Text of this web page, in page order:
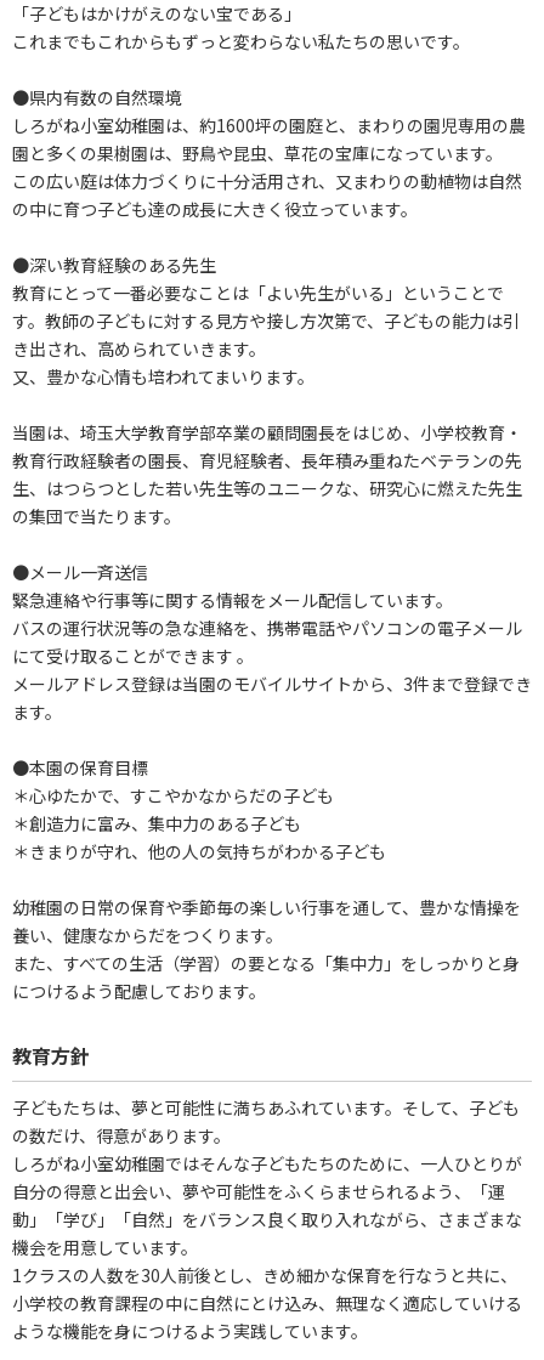
「子どもはかけがえのない宝である」
これまでもこれからもずっと変わらない私たちの思いです。
●県内有数の自然環境
しろがね小室幼稚園は、約1600坪の園庭と、まわりの園児専用の農
園と多くの果樹園は、野鳥や昆虫、草花の宝庫になっています。
この広い庭は体力づくりに十分活用され、又まわりの動植物は自然
の中に育つ子ども達の成長に大きく役立っています。
●深い教育経験のある先生
教育にとって一番必要なことは「よい先生がいる」ということで
す。教師の子どもに対する見方や接し方次第で、子どもの能力は引
き出され、高められていきます。
又、豊かな心情も培われてまいります。
当園は、埼玉大学教育学部卒業の顧問園長をはじめ、小学校教育・
教育行政経験者の園長、育児経験者、長年積み重ねたベテランの先
生、はつらつとした若い先生等のユニークな、研究心に燃えた先生
の集団で当たります。
●メール一斉送信
緊急連絡や行事等に関する情報をメール配信しています。
バスの運行状況等の急な連絡を、携帯電話やパソコンの電子メール
にて受け取ることができます 。
メールアドレス登録は当園のモバイルサイトから、3件まで登録でき
ます。
●本園の保育目標
＊心ゆたかで、すこやかなからだの子ども
＊創造力に富み、集中力のある子ども
＊きまりが守れ、他の人の気持ちがわかる子ども
幼稚園の日常の保育や季節毎の楽しい行事を通して、豊かな情操を
養い、健康なからだをつくります。
また、すべての生活（学習）の要となる「集中力」をしっかりと身
につけるよう配慮しております。
教育方針
子どもたちは、夢と可能性に満ちあふれています。そして、子ども
の数だけ、得意があります。
しろがね小室幼稚園ではそんな子どもたちのために、一人ひとりが
自分の得意と出会い、夢や可能性をふくらませられるよう、「運
動」「学び」「自然」をバランス良く取り入れながら、さまざまな
機会を用意しています。
1クラスの人数を30人前後とし、きめ細かな保育を行なうと共に、
小学校の教育課程の中に自然にとけ込み、無理なく適応していける
ような機能を身につけるよう実践しています。